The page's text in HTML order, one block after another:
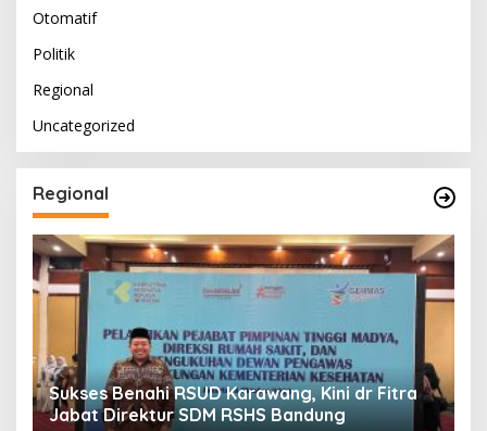
Otomatif
Politik
Regional
Uncategorized
Regional
Sukses Benahi RSUD Karawang, Kini dr Fitra
Jabat Direktur SDM RSHS Bandung